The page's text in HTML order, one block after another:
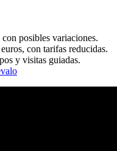
posibles variaciones.
con tarifas reducidas.
y visitas guiadas.